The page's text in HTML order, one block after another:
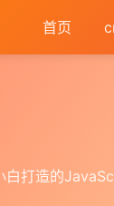
首页
白打造的